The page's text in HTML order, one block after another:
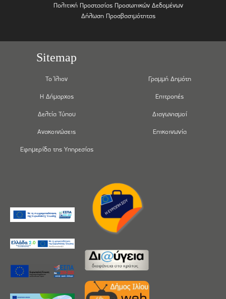
Πολιτική Προστασίας Προσωπικών Δεδομένων
Δήλωση Προσβασιμότητας
Sitemap
Το Ίλιον
Η Δήμαρχος
Δελτία Τύπου
Ανακοινώσεις
Εφημερίδα της Υπηρεσίας
Γραμμή Δημότη
Επιτροπές
Διαγωνισμοί
Επικοινωνία